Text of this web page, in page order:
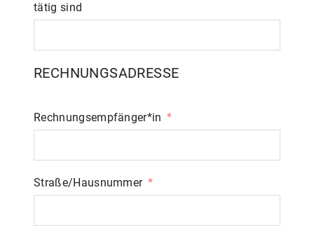
tätig sind
RECHNUNGSADRESSE
Rechnungsempfänger*in
Straße/Hausnummer